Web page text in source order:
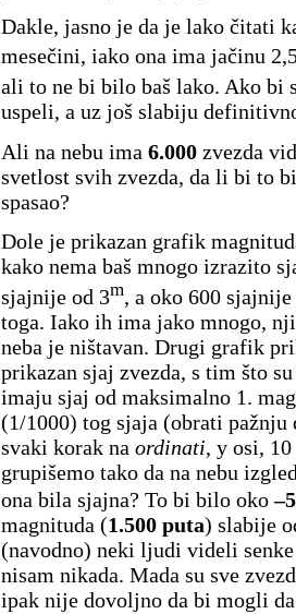
Dakle, jasno je da je lako čitati
mesečini, iako ona ima jačinu
ali to ne bi bilo baš lako. Ako bi
uspeli, a uz još slabiju
Ali na nebu ima 6.000 zvezda
svetlost svih zvezda, da li bi to
spasao?
Dole je prikazan grafik
kako nema baš mnogo izrazito
sjajnije od 3m, a oko 600 sjajnije
toga. Iako ih ima jako mnogo,
neba je ništavan. Drugi grafik
prikazan sjaj zvezda, s tim što
imaju sjaj od maksimalno 1.
(1/1000) tog sjaja (obrati
svaki korak na ordinati, y osi,
grupišemo tako da na nebu
ona bila sjajna? To bi bilo oko–5
magnituda (1.500 puta) slabije
(navodno) neki ljudi videli
nisam nikada. Mada su sve
ipak nije dovoljno da bi mogli